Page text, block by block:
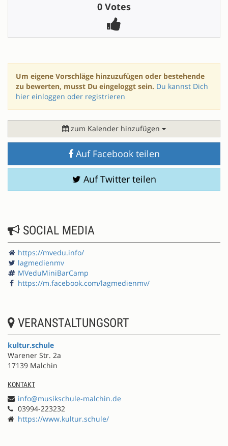
0 Votes
Um eigene Vorschläge hinzuzufügen oder bestehende
zu bewerten, musst Du eingeloggt sein. Du kannst Dich
hier einloggen oder registrieren
zum Kalender hinzufügen
Auf Facebook teilen
Auf Twitter teilen
SOCIAL MEDIA
https://mvedu.info/
lagmedienmv
MVeduMiniBarCamp
https://m.facebook.com/lagmedienmv/
VERANSTALTUNGSORT
kultur.schule
Warener Str. 2a
17139 Malchin
KONTAKT
info@musikschule-malchin.de
03994-223232
https://www.kultur.schule/